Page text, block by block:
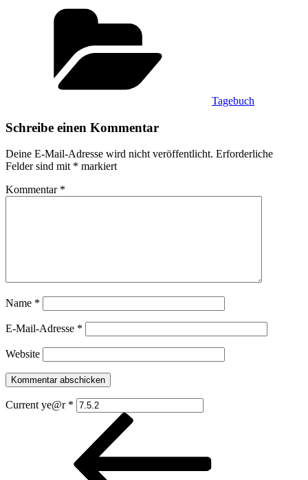
Tagebuch
Schreibe einen Kommentar
Deine E-Mail-Adresse wird nicht veröffentlicht. Erforderliche
Felder sind mit * markiert
Kommentar *
Name *
E-Mail-Adresse *
Website
Current ye@r *
Beitragsnavigation